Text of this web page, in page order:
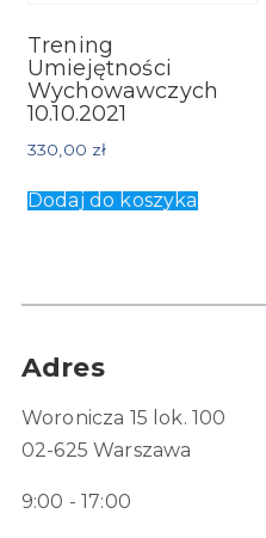
Trening
Umiejętności
Wychowawczych
10.10.2021
330,00 zł
Dodaj do koszyka
Adres
Woronicza 15 lok. 100
02-625 Warszawa
9:00 - 17:00